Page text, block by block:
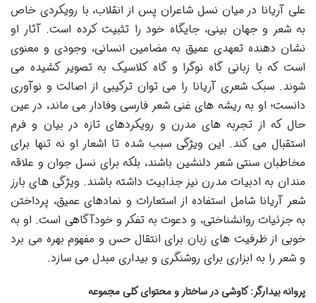
علی آریانا در میان نسل شاعران پس از انقلاب، با رویکردی خاص
به شعر و جهان بینی، جایگاه خود را تثبیت کرده است. آثار او
نشان دهنده تعهدی عمیق به مضامین انسانی، وجودی و معنوی
است که با زبانی گاه نوگرا و گاه کلاسیک به تصویر کشیده می
شوند. سبک شعری آریانا را می توان ترکیبی از اصالت و نوآوری
دانست؛ او به ریشه های غنی شعر فارسی وفادار می ماند، در عین
حال که از تجربه های مدرن و رویکردهای تازه در بیان و فرم
استقبال می کند. این ویژگی سبب شده تا اشعار او نه تنها برای
مخاطبان سنتی شعر دلنشین باشند، بلکه برای نسل جوان و علاقه
مندان به ادبیات مدرن نیز جذابیت داشته باشند. ویژگی های بارز
شعر آریانا شامل استفاده از استعارات و نمادهای عمیق، پرداختن
به جزئیات روانشناختی، و دعوت به تفکر و خودآگاهی است. او به
خوبی از ظرفیت های زبان برای انتقال حس و مفهوم بهره می برد
و شعر را به ابزاری برای روشنگری و بیداری مبدل می سازد.
پروانه بیدارگر: کاوشی در ساختار و محتوای کلی مجموعه